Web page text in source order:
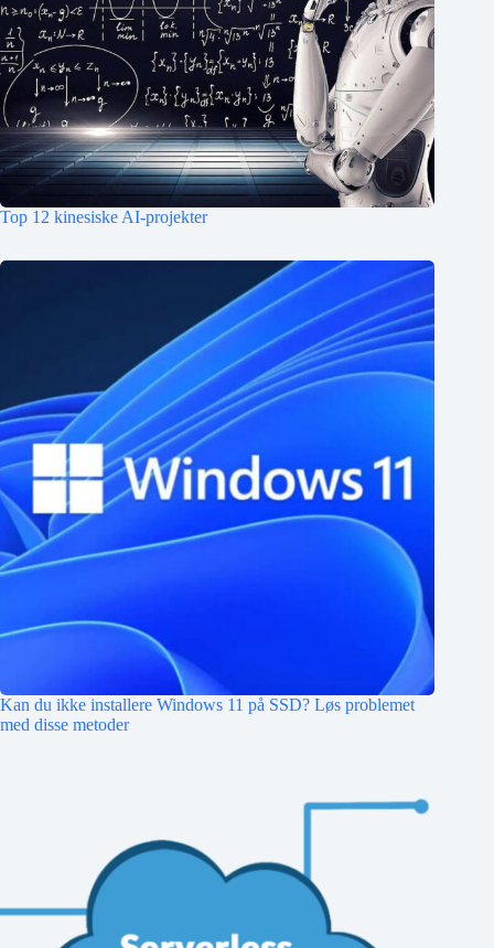
Top 12 kinesiske AI-projekter
Kan du ikke installere Windows 11 på SSD? Løs problemet
med disse metoder